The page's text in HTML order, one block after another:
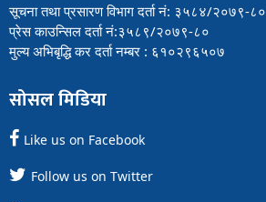
सूचना तथा प्रसारण विभाग दर्ता नं: ३५८४/२०७९-८०
प्रेस काउन्सिल दर्ता नं:३५८९/२०७९-८०
मुल्य अभिबृद्धि कर दर्ता नम्बर : ६१०२९६५०७
सोसल मिडिया
Like us on Facebook
Follow us on Twitter